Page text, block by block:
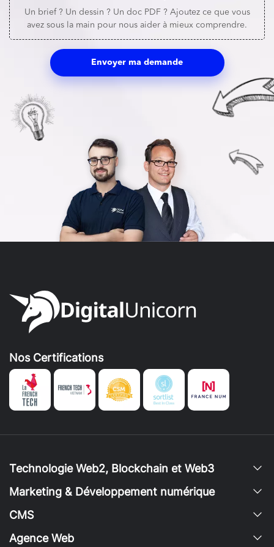
Un brief ? Un dessin ? Un doc PDF ? Ajoutez ce que vous
avez sous la main pour nous aider à mieux comprendre.
Envoyer ma demande
Nos Certifications
Technologie Web2, Blockchain et Web3
Marketing & Développement numérique
CMS
Agence Web